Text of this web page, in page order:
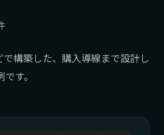
構築した、購入導線まで設計し
す。